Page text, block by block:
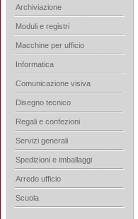
Archiviazione
Moduli e registri
Macchine per ufficio
Informatica
Comunicazione visiva
Disegno tecnico
Regali e confezioni
Servizi generali
Spedizioni e imballaggi
Arredo ufficio
Scuola